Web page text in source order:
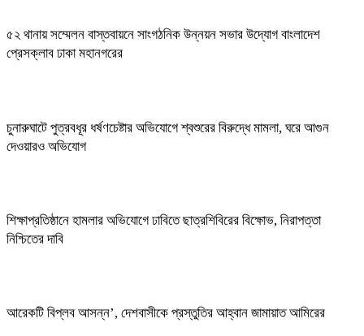
৫২ থানায় সম্মেলন বাস্তবায়নে সাংগঠনিক উন্নয়ন সভার উদ্যোগ বাংলাদেশ
প্রেসক্লাব ঢাকা মহানগরের
চুনারুঘাটে পুত্রবধূর ধর্ষণচেষ্টার অভিযোগে শ্বশুরের বিরুদ্ধে মামলা, ঘরে আগুন
দেওয়ারও অভিযোগ
শিক্ষাপ্রতিষ্ঠানে হামলার অভিযোগে ঢাবিতে ছাত্রশিবিরের বিক্ষোভ, নিরাপত্তা
নিশ্চিতের দাবি
আরেকটি বিপ্লব আসন্ন’, দেশবাসীকে প্রস্তুতির আহ্বান জামায়াত আমিরের